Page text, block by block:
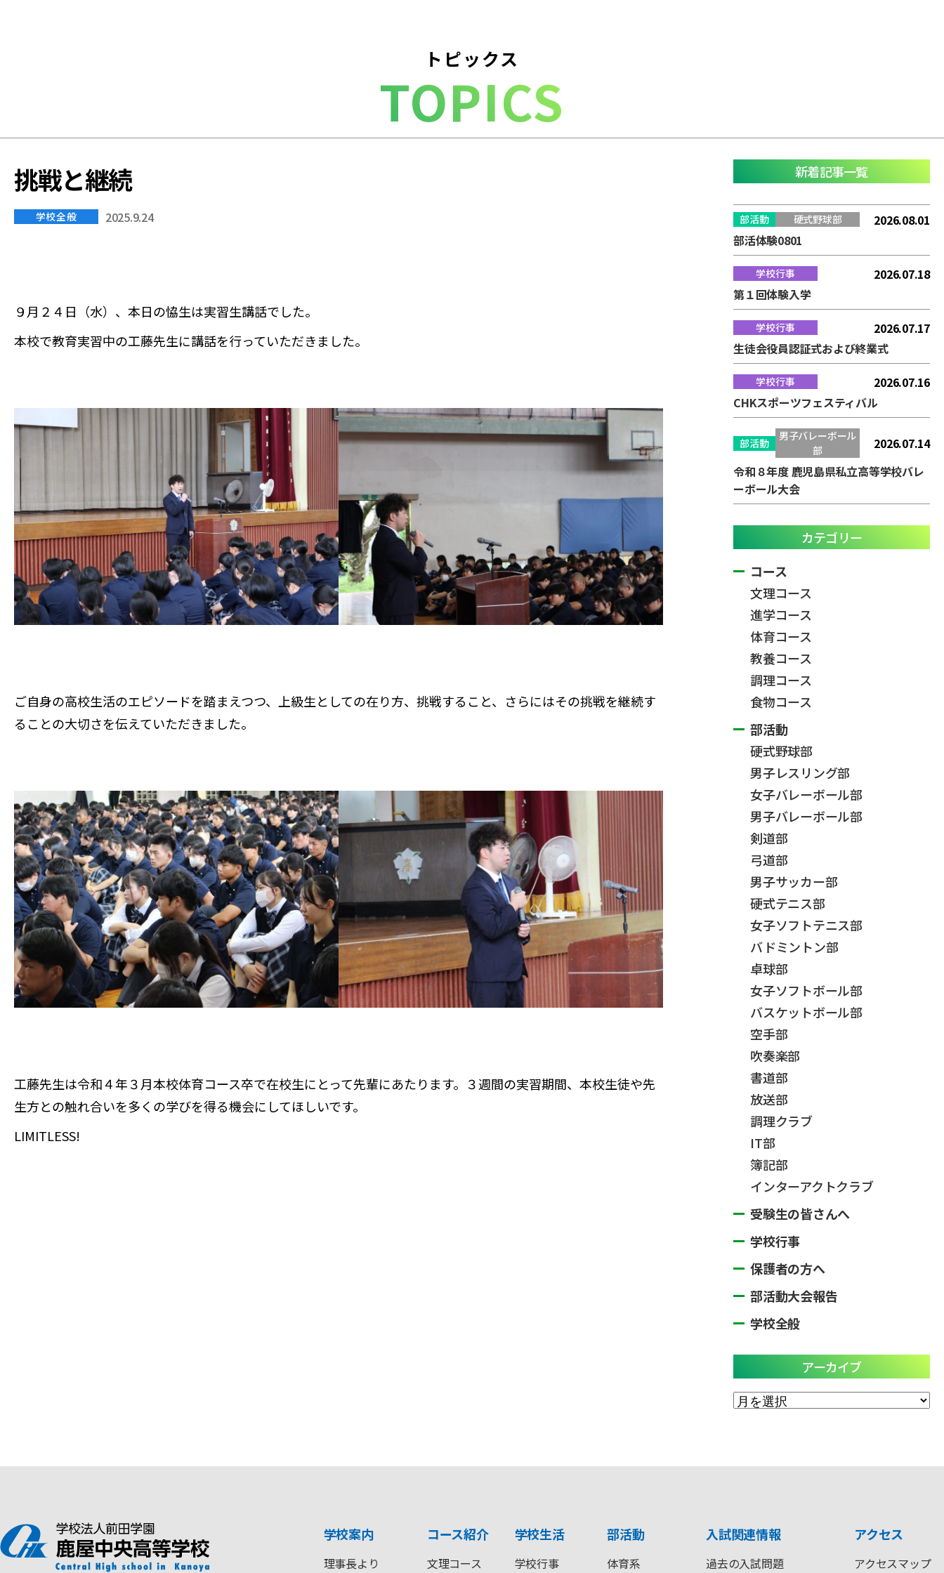
トピックス
TOPICS
挑戦と継続
学校全般 2025.9.24
９月２４日（水）、本日の恊生は実習生講話でした。
本校で教育実習中の工藤先生に講話を行っていただきました。
ご自身の高校生活のエピソードを踏まえつつ、上級生としての在り方、挑戦すること、さらにはその挑戦を継続す
ることの大切さを伝えていただきました。
工藤先生は令和４年３月本校体育コース卒で在校生にとって先輩にあたります。３週間の実習期間、本校生徒や先
生方との触れ合いを多くの学びを得る機会にしてほしいです。
LIMITLESS!
新着記事一覧
部活動 硬式野球部
2026.08.01
部活体験0801
学校行事
2026.07.18
第１回体験入学
学校行事
2026.07.17
生徒会役員認証式および終業式
学校行事
2026.07.16
CHKスポーツフェスティバル
部活動
男子バレーボール
部
2026.07.14
令和８年度 鹿児島県私立高等学校バレ
ーボール大会
カテゴリー
コース
文理コース
進学コース
体育コース
教養コース
調理コース
食物コース
部活動
硬式野球部
男子レスリング部
女子バレーボール部
男子バレーボール部
剣道部
弓道部
男子サッカー部
硬式テニス部
女子ソフトテニス部
バドミントン部
卓球部
女子ソフトボール部
バスケットボール部
空手部
吹奏楽部
書道部
放送部
調理クラブ
IT部
簿記部
インターアクトクラブ
受験生の皆さんへ
学校行事
保護者の方へ
部活動大会報告
学校全般
アーカイブ
ア
ー
ブ
学校案内
理事長より
コース紹介
文理コース
学校生活
学校行事
部活動
体育系
入試関連情報
過去の入試問題
アクセス
アクセスマップ